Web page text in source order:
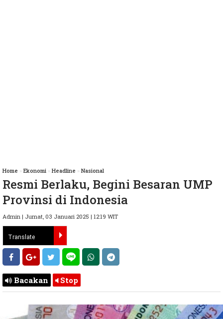
Home » Ekonomi » Headline » Nasional
Resmi Berlaku, Begini Besaran UMP
Provinsi di Indonesia
Admin | Jumat, 03 Januari 2025 | 12:19 WIT
Bacakan Stop